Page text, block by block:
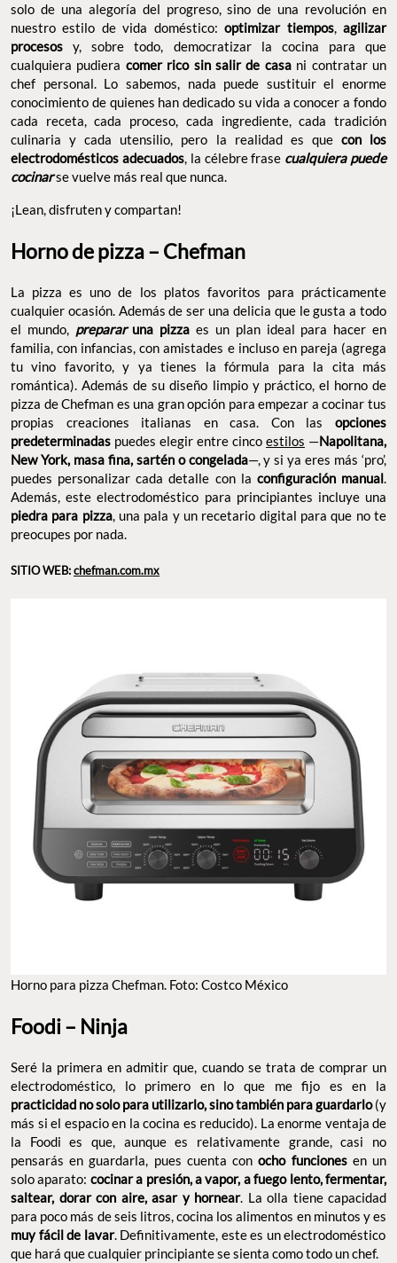
solo de una alegoría del progreso, sino de una revolución en
nuestro estilo de vida doméstico:optimizar tiempos,agilizar
procesos y, sobre todo, democratizar la cocina para que
cualquiera pudiera comer rico sin salir de casani contratar un
chef personal. Lo sabemos, nada puede sustituir el enorme
conocimiento de quienes han dedicado su vida a conocer a fondo
cada receta, cada proceso, cada ingrediente, cada tradición
culinaria y cada utensilio, pero la realidad es que con los
electrodomésticos adecuados, la célebre frase cualquiera puede
cocinarse vuelve más real que nunca.
¡Lean, disfruten y compartan!
Horno de pizza – Chefman
La pizza es uno de los platos favoritos para prácticamente
cualquier ocasión. Además de ser una delicia que le gusta a todo
el mundo, preparar una pizzaes un plan ideal para hacer en
familia, con infancias, con amistades e incluso en pareja (agrega
tu vino favorito, y ya tienes la fórmula para la cita más
romántica). Además de su diseño limpio y práctico, el horno de
pizza de Chefman es una gran opción para empezar a cocinar tus
propias creaciones italianas en casa. Con las opciones
predeterminadas puedes elegir entre cinco estilos —Napolitana,
New York, masa fina, sartén o congelada—, y si ya eres más ‘pro’,
puedes personalizar cada detalle con la configuración manual.
Además, este electrodoméstico para principiantes incluye una
piedra para pizza, una pala y un recetario digital para que no te
preocupes por nada.
SITIO WEB:chefman.com.mx
Horno para pizza Chefman. Foto: Costco México
Foodi – Ninja
Seré la primera en admitir que, cuando se trata de comprar un
electrodoméstico, lo primero en lo que me fijo es en la
practicidad no solo para utilizarlo, sino también para guardarlo(y
más si el espacio en la cocina es reducido). La enorme ventaja de
la Foodi es que, aunque es relativamente grande, casi no
pensarás en guardarla, pues cuenta conocho funcionesen un
solo aparato: cocinar a presión, a vapor, a fuego lento, fermentar,
saltear, dorar con aire, asar y hornear. La olla tiene capacidad
para poco más de seis litros, cocina los alimentos en minutos y es
muy fácil de lavar. Definitivamente, este es un electrodoméstico
que hará que cualquier principiante se sienta como todo un chef.